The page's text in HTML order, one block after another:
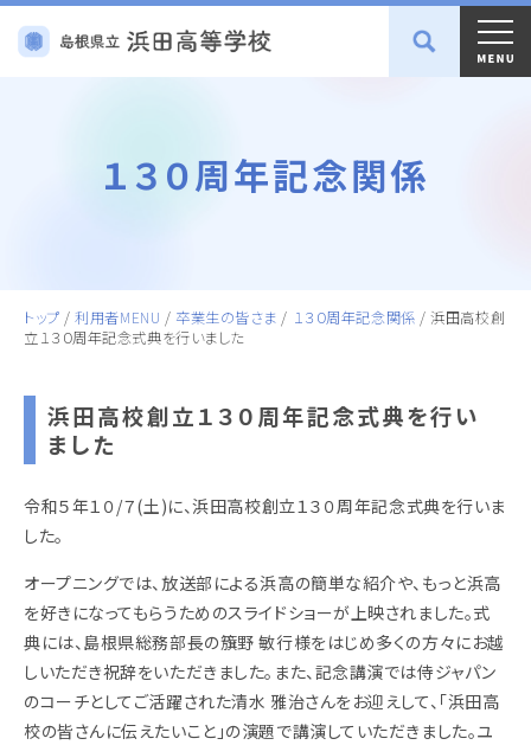
１３０周年記念関係
トップ /利用者MENU / 卒業生の皆さま / １３０周年記念関係 /浜田高校創
立１３０周年記念式典を行いました
浜田高校創立１３０周年記念式典を行い
ました
令和５年１０/７(土)に、浜田高校創立１３０周年記念式典を行いま
した。
オープニングでは、放送部による浜高の簡単な紹介や、もっと浜高
を好きになってもらうためのスライドショーが上映されました。式
典には、島根県総務部長の籏野 敏行様をはじめ多くの方々にお越
しいただき祝辞をいただきました。また、記念講演では侍ジャパン
のコーチとしてご活躍された清水 雅治さんをお迎えして、「浜田高
校の皆さんに伝えたいこと」の演題で講演していただきました。ユ